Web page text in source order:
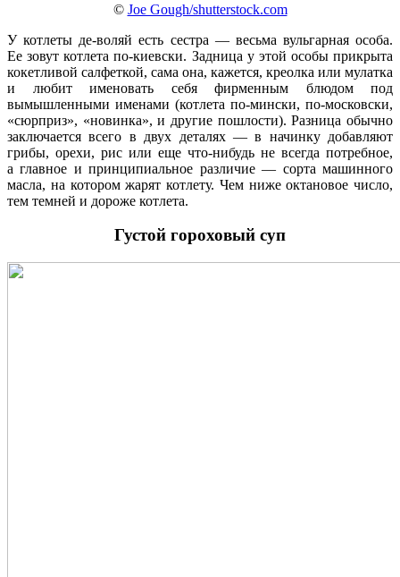
© Joe Gough/shutterstock.com
У котлеты де-воляй есть сестра — весьма вульгарная особа.
Ее зовут котлета по-киевски. Задница у этой особы прикрыта
кокетливой салфеткой, сама она, кажется, креолка или мулатка
и любит именовать себя фирменным блюдом под
вымышленными именами (котлета по-мински, по-московски,
«сюрприз», «новинка», и другие пошлости). Разница обычно
заключается всего в двух деталях — в начинку добавляют
грибы, орехи, рис или еще что-нибудь не всегда потребное,
а главное и принципиальное различие — сорта машинного
масла, на котором жарят котлету. Чем ниже октановое число,
тем темней и дороже котлета.
Густой гороховый суп